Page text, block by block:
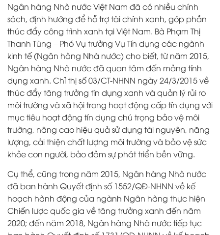
Ngân hàng Nhà nước Việt Nam đã có nhiều chính
sách, định hướng để hỗ trợ tài chính xanh, góp phần
thúc đẩy công trình xanh tại Việt Nam. Bà Phạm Thị
Thanh Tùng – Phó Vụ trưởng Vụ Tín dụng các ngành
kinh tế (Ngân hàng Nhà nước) cho biết, từ năm 2015,
Ngân hàng Nhà nước đã quan tâm đến mảng tính
dụng xanh. Chỉ thị số 03/CT-NHNN ngày 24/3/2015 về
thúc đẩy tăng trưởng tín dụng xanh và quản lý rủi ro
môi trường và xã hội trong hoạt động cấp tín dụng với
mục tiêu hoạt động tín dụng chú trọng bảo vệ môi
trường, nâng cao hiệu quả sử dụng tài nguyên, năng
lượng, cải thiện chất lượng môi trường và bảo vệ sức
khỏe con người, bảo đảm sự phát triển bền vững.
Cụ thể, cũng trong năm 2015, Ngân hàng Nhà nước
đã ban hành Quyết định số 1552/QĐ-NHNN về kế
hoạch hành động của ngành Ngân hàng thực hiện
Chiến lược quốc gia về tăng trưởng xanh đến năm
2020; đến năm 2018, Ngân hàng Nhà nước tiếp tục